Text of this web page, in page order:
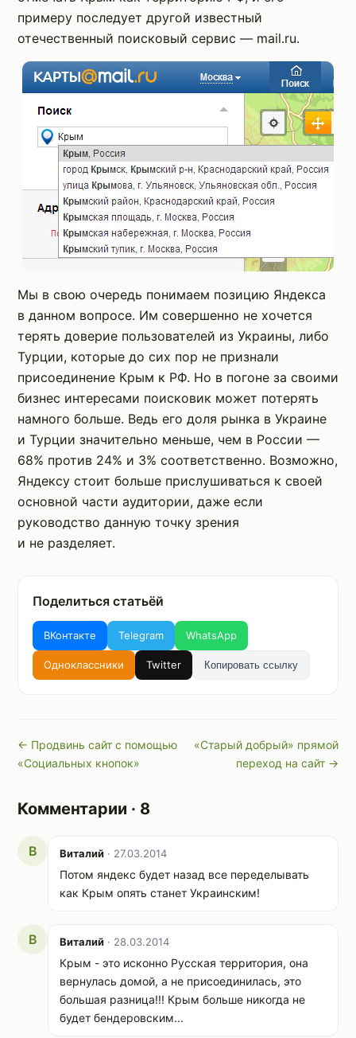
примеру последует другой известный
отечественный поисковый сервис — mail.ru.
Мы в свою очередь понимаем позицию Яндекса
в данном вопросе. Им совершенно не хочется
терять доверие пользователей из Украины, либо
Турции, которые до сих пор не признали
присоединение Крым к РФ. Но в погоне за своими
бизнес интересами поисковик может потерять
намного больше. Ведь его доля рынка в Украине
и Турции значительно меньше, чем в России —
68% против 24% и 3% соответственно. Возможно,
Яндексу стоит больше прислушиваться к своей
основной части аудитории, даже если
руководство данную точку зрения
и не разделяет.
Поделиться статьёй
ВКонтакте Telegram WhatsApp
Одноклассники Twitter Копировать ссылку
← Продвинь сайт с помощью
«Социальных кнопок»
«Старый добрый» прямой
переход на сайт →
Комментарии · 8
В Виталий · 27.03.2014
Потом яндекс будет назад все переделывать
как Крым опять станет Украинским!
В Виталий · 28.03.2014
Крым - это исконно Русская территория, она
вернулась домой, а не присоединилась, это
большая разница!!! Крым больше никогда не
будет бендеровским...